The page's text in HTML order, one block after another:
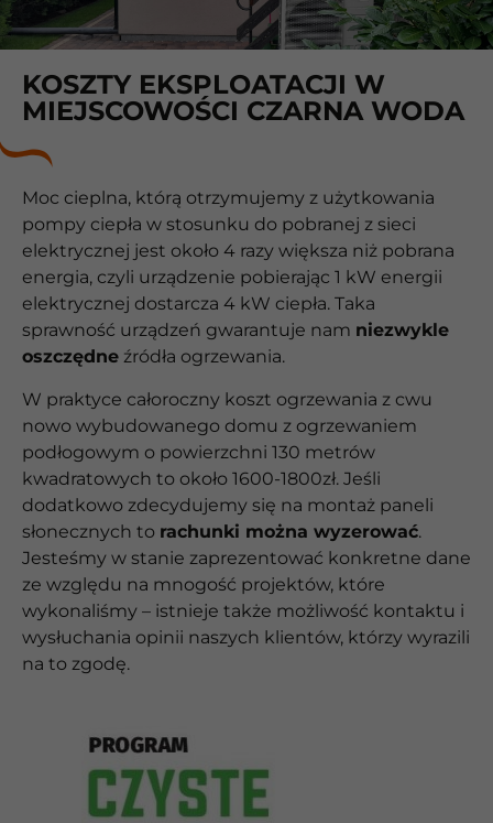
KOSZTY EKSPLOATACJI W
MIEJSCOWOŚCI CZARNA WODA
Moc cieplna, którą otrzymujemy z użytkowania
pompy ciepła w stosunku do pobranej z sieci
elektrycznej jest około 4 razy większa niż pobrana
energia, czyli urządzenie pobierając 1 kW energii
elektrycznej dostarcza 4 kW ciepła. Taka
sprawność urządzeń gwarantuje nam niezwykle
oszczędne źródła ogrzewania.
W praktyce całoroczny koszt ogrzewania z cwu
nowo wybudowanego domu z ogrzewaniem
podłogowym o powierzchni 130 metrów
kwadratowych to około 1600-1800zł. Jeśli
dodatkowo zdecydujemy się na montaż paneli
słonecznych to rachunki można wyzerować.
Jesteśmy w stanie zaprezentować konkretne dane
ze względu na mnogość projektów, które
wykonaliśmy – istnieje także możliwość kontaktu i
wysłuchania opinii naszych klientów, którzy wyrazili
na to zgodę.